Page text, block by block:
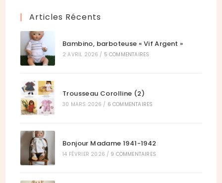
onglet
Articles Récents
Bambino, barboteuse « Vif Argent »
2 AVRIL 2026 / 5 COMMENTAIRES
Trousseau Corolline (2)
30 MARS 2026 / 6 COMMENTAIRES
Bonjour Madame 1941-1942
14 FÉVRIER 2026 / 9 COMMENTAIRES